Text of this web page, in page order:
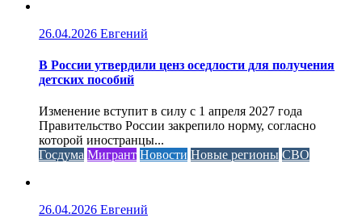
26.04.2026 Евгений
В России утвердили ценз оседлости для получения
детских пособий
Изменение вступит в силу с 1 апреля 2027 года
Правительство России закрепило норму, согласно
которой иностранцы...
Госдума Мигрант Новости Новые регионы СВО
26.04.2026 Евгений